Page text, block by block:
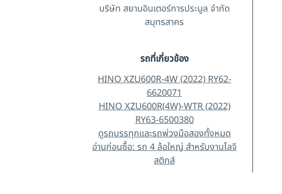
บริษัท สยามอินเตอร์การประมูล จำกัด
สมุทรสาคร
รถที่เกี่ยวข้อง
HINO XZU600R-4W (2022) RY62-
6620071
HINO XZU600R(4W)-WTR (2022)
RY63-6500380
ดูรถบรรทุกและรถพ่วงมือสองทั้งหมด
อ่านก่อนซื้อ: รถ 4 ล้อใหญ่ สำหรับงานโลจิ
สติกส์